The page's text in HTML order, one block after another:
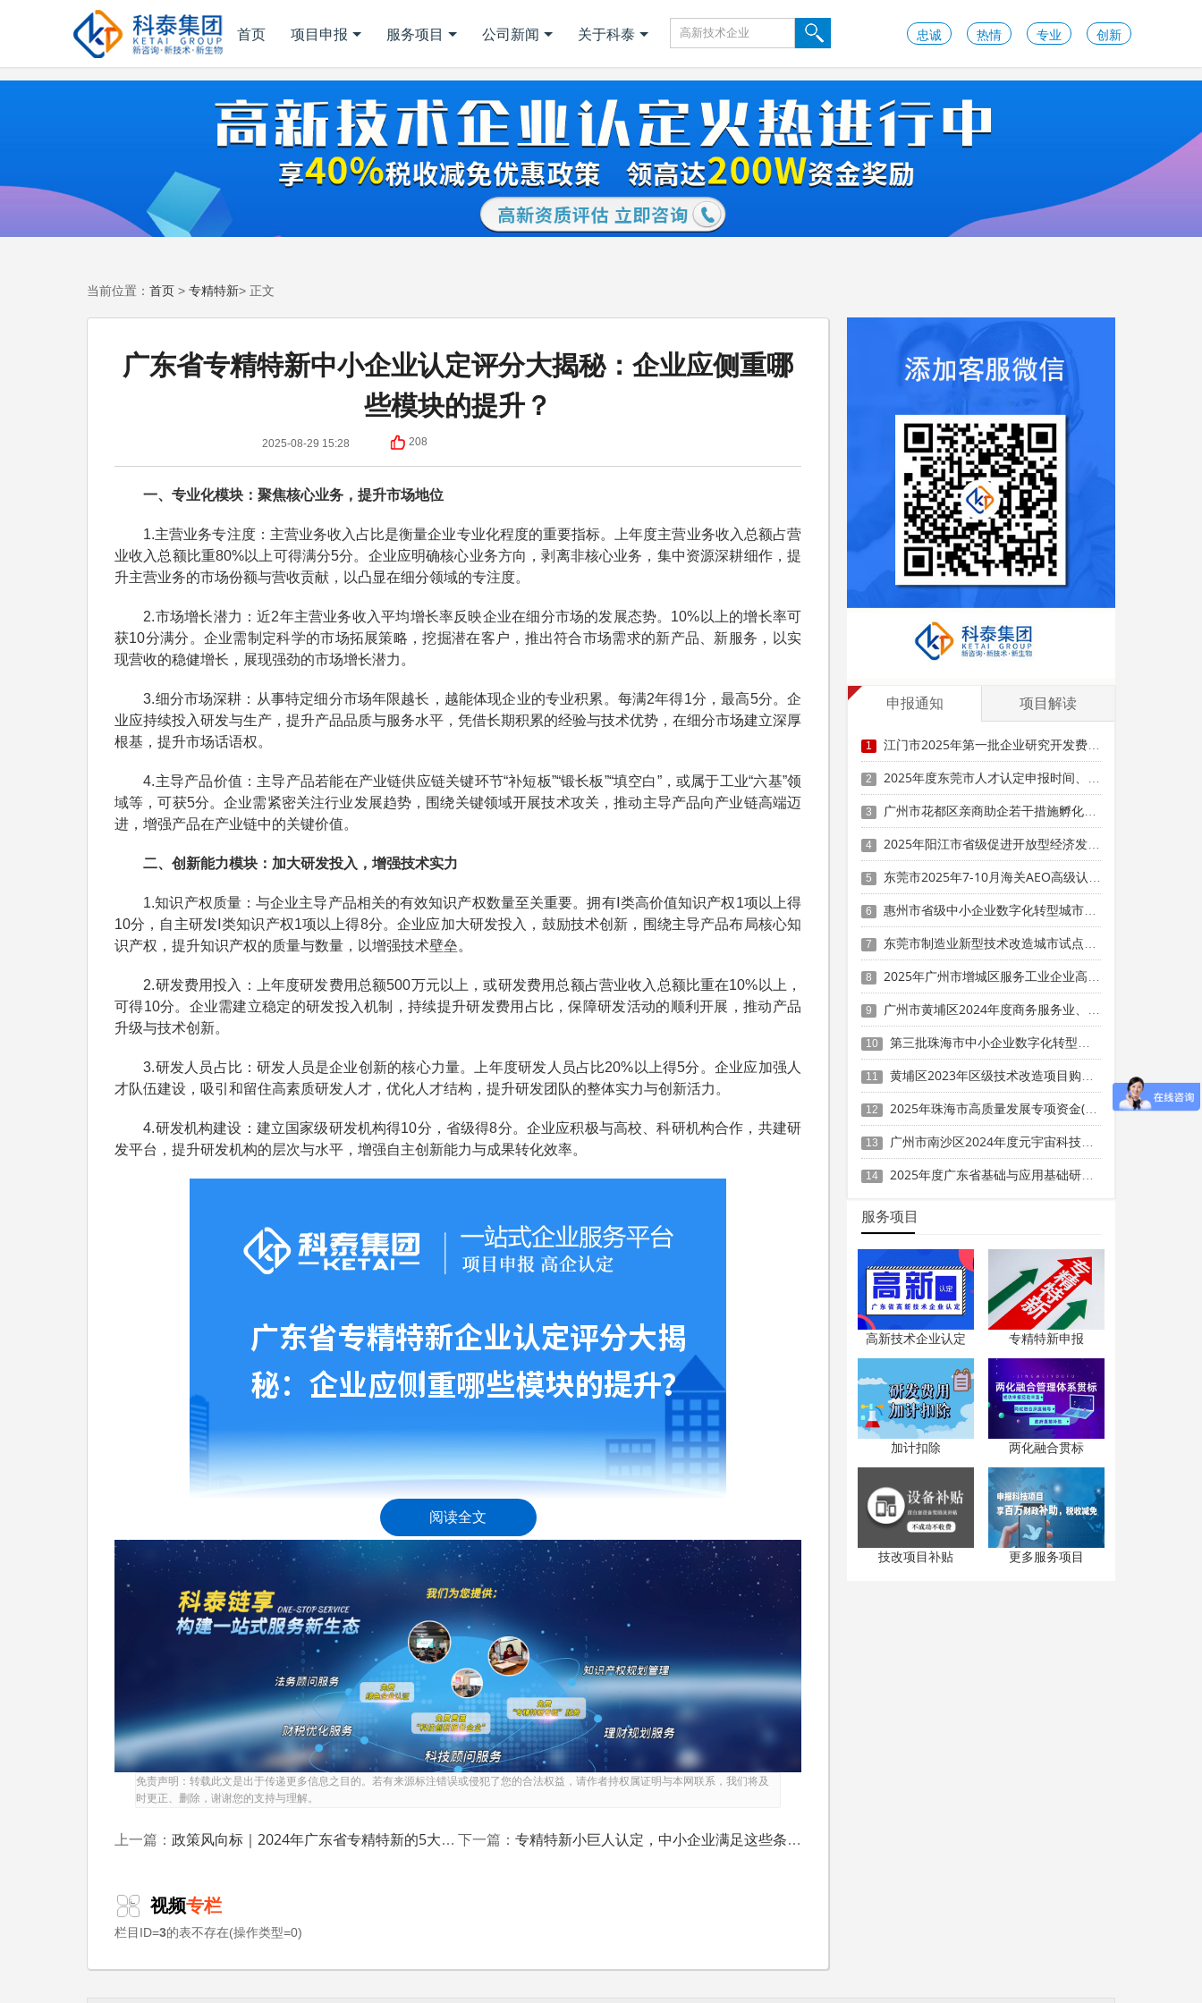
首页 项目申报 服务项目 公司新闻 关于科泰 忠诚 热情 专业 创新
当前位置： 首页 > 专精特新> 正文
广东省专精特新中小企业认定评分大揭秘：企业应侧重哪
些模块的提升？
2025-08-29 15:28 208
一、专业化模块：聚焦核心业务，提升市场地位
1.主营业务专注度：主营业务收入占比是衡量企业专业化程度的重要指标。上年度主营业务收入总额占营
业收入总额比重80%以上可得满分5分。企业应明确核心业务方向，剥离非核心业务，集中资源深耕细作，提
升主营业务的市场份额与营收贡献，以凸显在细分领域的专注度。
2.市场增长潜力：近2年主营业务收入平均增长率反映企业在细分市场的发展态势。10%以上的增长率可
获10分满分。企业需制定科学的市场拓展策略，挖掘潜在客户，推出符合市场需求的新产品、新服务，以实
现营收的稳健增长，展现强劲的市场增长潜力。
3.细分市场深耕：从事特定细分市场年限越长，越能体现企业的专业积累。每满2年得1分，最高5分。企
业应持续投入研发与生产，提升产品品质与服务水平，凭借长期积累的经验与技术优势，在细分市场建立深厚
根基，提升市场话语权。
4.主导产品价值：主导产品若能在产业链供应链关键环节“补短板”“锻长板”“填空白”，或属于工业“六基”领
域等，可获5分。企业需紧密关注行业发展趋势，围绕关键领域开展技术攻关，推动主导产品向产业链高端迈
进，增强产品在产业链中的关键价值。
二、创新能力模块：加大研发投入，增强技术实力
1.知识产权质量：与企业主导产品相关的有效知识产权数量至关重要。拥有Ⅰ类高价值知识产权1项以上得
10分，自主研发Ⅰ类知识产权1项以上得8分。企业应加大研发投入，鼓励技术创新，围绕主导产品布局核心知
识产权，提升知识产权的质量与数量，以增强技术壁垒。
2.研发费用投入：上年度研发费用总额500万元以上，或研发费用总额占营业收入总额比重在10%以上，
可得10分。企业需建立稳定的研发投入机制，持续提升研发费用占比，保障研发活动的顺利开展，推动产品
升级与技术创新。
3.研发人员占比：研发人员是企业创新的核心力量。上年度研发人员占比20%以上得5分。企业应加强人
才队伍建设，吸引和留住高素质研发人才，优化人才结构，提升研发团队的整体实力与创新活力。
4.研发机构建设：建立国家级研发机构得10分，省级得8分。企业应积极与高校、科研机构合作，共建研
发平台，提升研发机构的层次与水平，增强自主创新能力与成果转化效率。
三、精细化模块：优化管理运营，提高发展质量
1.数字化水平提升：数字化转型是企业提升竞争力的关键。数字化水平达三级以上得5分。企业应引入先
进的数字化管理系统，实现生产、销售、管理等环节的数字化、智能化，提升运营效率与管理精度。
2.质量管理强化：建立质量管理体系并获得ISO9001等认证证书，拥有自主品牌，参与制修订标准等，每
满足一项加3分，最高5分。企业要树立质量第一的理念，完善质量管理体系，加强品牌建设，积极参与行业
标准制定，提升产品质量与品牌影响力。
3.财务指标优化：上年度净利润率10%以上得10分，资产负债率50%以下得5分。企业需加强财务管理，
优化成本控制，提高盈利能力，合理规划债务结构，确保财务状况稳健，提升企业的抗风险能力与可持续发展
能力。
四、特色化模块：挖掘独特优势，塑造竞争亮点
分市场中形成独特的竞争亮点。
杯”工业设计大赛决赛优秀奖及以上，均可得5分。企业应积极参与各类创新创业赛事与行业评选活动，展示企
阅读全文
免责声明：转载此文是出于传递更多信息之目的。若有来源标注错误或侵犯了您的合法权益，请作者持权属证明与本网联系，我们将及
时更正、删除，谢谢您的支持与理解。
上一篇： 政策风向标｜2024年广东省专精特新的5大变化与企业应对策略 下一篇： 专精特新小巨人认定，中小企业满足这些条件才有机会入围！
视频专栏
栏目ID=3的表不存在(操作类型=0)
申报通知 项目解读
1 江门市2025年第一批企业研究开发费用税前加计扣除项目技术鉴定申报时间、条件要求
2 2025年度东莞市人才认定申报时间、条件要求、扶持政策
3 广州市花都区亲商助企若干措施孵化育成奖励（2024年度）申报时间、条件要求、补助奖励
4 2025年阳江市省级促进开放型经济发展水平提升专项资金申报时间、条件要求、补助奖励
5 东莞市2025年7-10月海关AEO高级认证项目专项资金申报时间、条件要求、扶持奖励
6 惠州市省级中小企业数字化转型城市试点数字化产品（第五批）征集申报时间、条件要求
7 东莞市制造业新型技术改造城市试点重点项目增补申报时间、条件要求、补助奖励
8 2025年广州市增城区服务工业企业高质量发展二十条措施专项资金申报时间、条件要求、补助奖励
9 广州市黄埔区2024年度商务服务业、住餐业首次规模（限额）以下转规模（限额）以上奖励申报时间、条件要求、资助标准
10 第三批珠海市中小企业数字化转型城市试点数字化牵引单位遴选申报时间、条件要求
11 黄埔区2023年区级技术改造项目购买设备和工器具投资奖励 （第一批）申报时间、条件要求、资助标准
12 2025年珠海市高质量发展专项资金(人工智能与机器人产业发展用途)项目征集申报时间、条件要求、补助奖励
13 广州市南沙区2024年度元宇宙科技政策兑现申报时间、条件要求、补助奖励
14 2025年度广东省基础与应用基础研究基金企业联合基金（公共卫生与医药健康领域）项目申报时间、条件要求、资助奖励
服务项目
高新技术企业认定 专精特新申报
加计扣除 两化融合贯标
技改项目补贴 更多服务项目